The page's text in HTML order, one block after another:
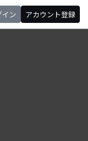
イン アカウント登録